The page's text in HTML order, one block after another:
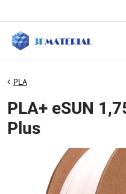
PLA
PLA+ eSUN
Plus